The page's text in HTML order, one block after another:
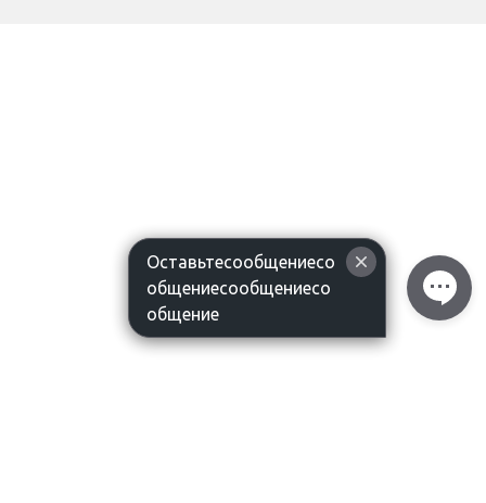
Оставьтесообщениесо
общениесообщениесо
общение